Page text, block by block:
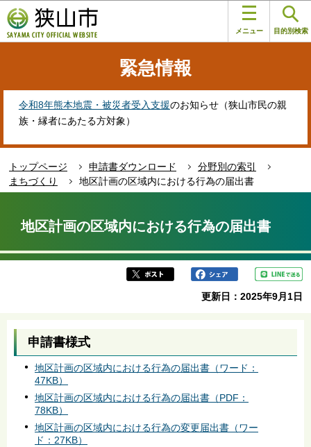
の
ペ
す
メニュー 目的別検索
緊急情報
令和8年熊本地震・被災者受入支援のお知らせ（狭山市民の親
族・縁者にあたる方対象）
トップページ 申請書ダウンロード
分野別の索引
まちづくり
地区計画の区域内における行為の届出書
か
地区計画の区域内における行為の届出書
更新日：2025年9月1日
申請書様式
地区計画の区域内における行為の届出書（ワード：
47KB）
地区計画の区域内における行為の届出書（PDF：
78KB）
地区計画の区域内における行為の変更届出書（ワー
ド：27KB）